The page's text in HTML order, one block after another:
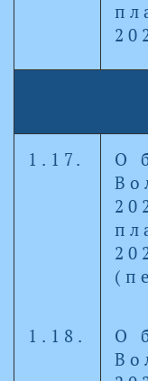
1.17.
О
1.18.
О